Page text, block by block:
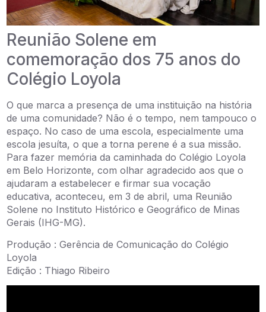
Reunião Solene em
comemoração dos 75 anos do
Colégio Loyola
O que marca a presença de uma instituição na história
de uma comunidade? Não é o tempo, nem tampouco o
espaço. No caso de uma escola, especialmente uma
escola jesuíta, o que a torna perene é a sua missão.
Para fazer memória da caminhada do Colégio Loyola
em Belo Horizonte, com olhar agradecido aos que o
ajudaram a estabelecer e firmar sua vocação
educativa, aconteceu, em 3 de abril, uma Reunião
Solene no Instituto Histórico e Geográfico de Minas
Gerais (IHG-MG).
Produção : Gerência de Comunicação do Colégio
Loyola
Edição : Thiago Ribeiro